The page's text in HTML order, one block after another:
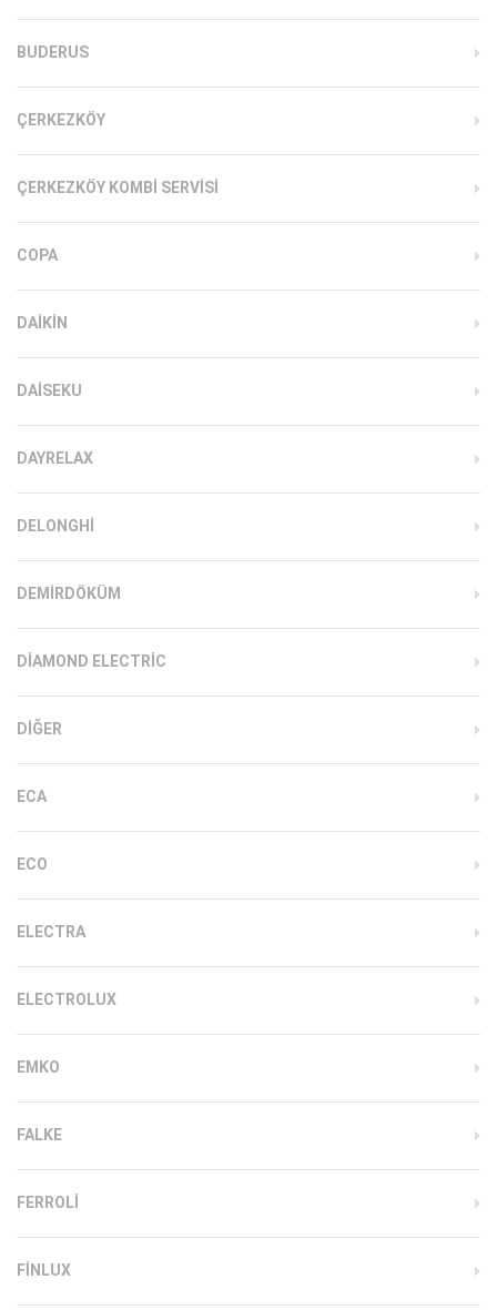
BUDERUS
ÇERKEZKÖY
ÇERKEZKÖY KOMBI SERVISI
COPA
DAIKIN
DAISEKU
DAYRELAX
DELONGHI
DEMIRDÖKÜM
DIAMOND ELECTRIC
DIĞER
ECA
ECO
ELECTRA
ELECTROLUX
EMKO
FALKE
FERROLI
FINLUX